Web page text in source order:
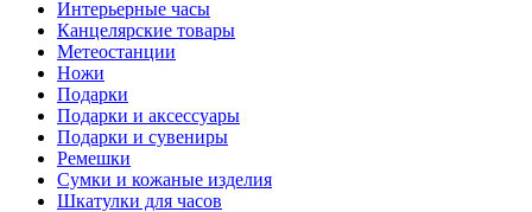
Интерьерные часы
Канцелярские товары
Метеостанции
Ножи
Подарки
Подарки и аксессуары
Подарки и сувениры
Ремешки
Сумки и кожаные изделия
Шкатулки для часов